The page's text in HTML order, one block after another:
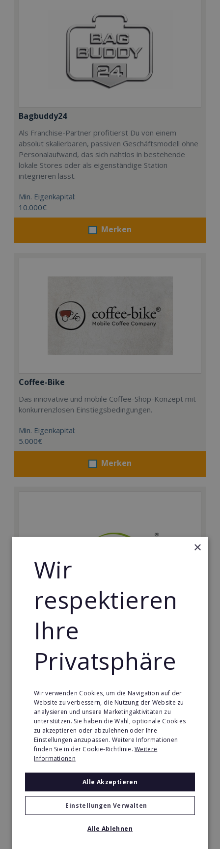
Bagbuddy24
Als Franchise-Partner profitierst Du von einem
absolut skalierbaren, passiven Geschäftsmodell ohne
Personalaufwand, das sich nahtlos in bestehende
lokale Stores oder als eigenständige Station
integrieren lässt.
Min. Eigenkapital:
10.000€
Merken
Coffee-Bike
Das innovative und mobile Coffee-Shop-Konzept mit
konkurrenzlosen Einstiegsbedingungen.
Min. Eigenkapital:
5.000€
Merken
Körperformen EMS
Körperformen - Erfolg mit medizinisch erprobtem
Min. Eigenkapital:
Merken
×
Wir
respektieren
Ihre
Privatsphäre
Wir verwenden Cookies, um die Navigation auf der
Website zu verbessern, die Nutzung der Website zu
analysieren und unsere Marketingaktivitäten zu
unterstützen. Sie haben die Wahl, optionale Cookies
zu akzeptieren oder abzulehnen oder Ihre
Einstellungen anzupassen. Weitere Informationen
finden Sie in der Cookie-Richtlinie.Weitere
Informationen
Alle Akzeptieren
Einstellungen Verwalten
Alle Ablehnen